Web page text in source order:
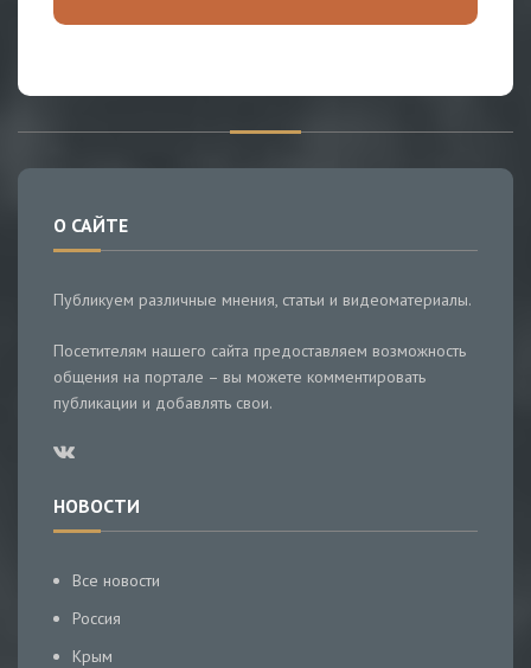
О САЙТЕ
Публикуем различные мнения, статьи и видеоматериалы.
Посетителям нашего сайта предоставляем возможность
общения на портале – вы можете комментировать
публикации и добавлять свои.
НОВОСТИ
Все новости
Россия
Крым